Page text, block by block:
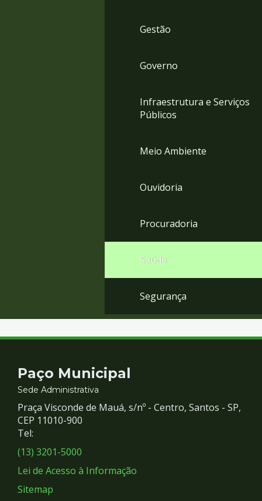
Gestão
Governo
Infraestrutura e Serviços
Públicos
Meio Ambiente
Ouvidoria
Procuradoria
Saúde
Segurança
Contato
e
Redes
Sociais
Paço Municipal
Sede Administrativa
Praça Visconde de Mauá, s/nº - Centro, Santos - SP,
CEP 11010-900
Tel:
(13) 3201-5000
Lei de Acesso à Informação
Sitemap